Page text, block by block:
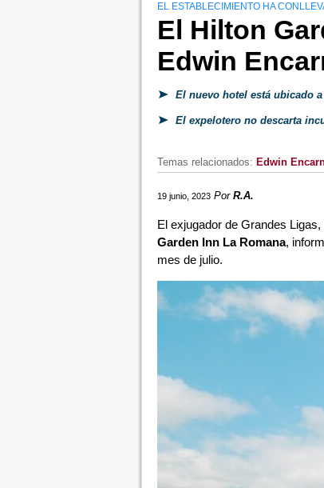
EL ESTABLECIMIENTO HA
El Hilton
Edwin
El nuevo hotel está ubicado
El expelotero no descarta
Temas relacionados: Edwin
19 junio, 2023 Por R.A.
El exjugador de Grandes Ligas,
Garden Inn La Romana,
mes de julio.